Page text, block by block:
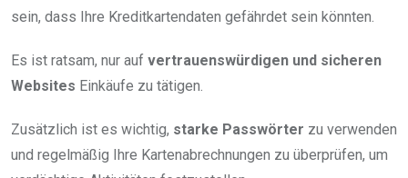
sein, dass Ihre Kreditkartendaten gefährdet sein könnten.
Es ist ratsam, nur auf vertrauenswürdigen und sicheren
Websites Einkäufe zu tätigen.
Zusätzlich ist es wichtig, starke Passwörter zu verwenden
und regelmäßig Ihre Kartenabrechnungen zu überprüfen, um